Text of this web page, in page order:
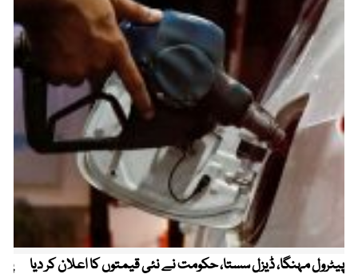
پیٹرول مہنگا، ڈیزل سستا، حکومت نے نئی قیمتوں کا اعلان کر دیا